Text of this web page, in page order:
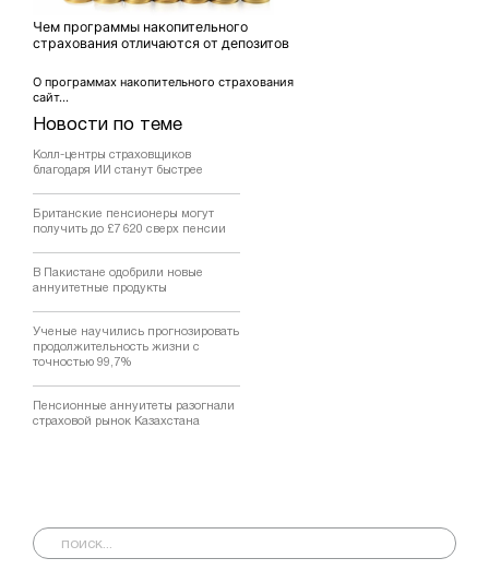
Новости по теме
Колл-центры страховщиков
благодаря ИИ станут быстрее
Британские пенсионеры могут
получить до £7 620 сверх пенсии
В Пакистане одобрили новые
аннуитетные продукты
Ученые научились прогнозировать
продолжительность жизни с
точностью 99,7%
Пенсионные аннуитеты разогнали
страховой рынок Казахстана
Чем программы накопительного
страхования отличаются от депозитов
О программах накопительного страхования
сайт...